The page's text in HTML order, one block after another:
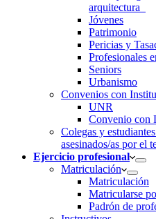
arquitectura
Jóvenes
Patrimonio
Pericias y
Profesionales
Seniors
Urbanismo
Convenios con
UNR
Convenio con
Colegas y
asesinados/as por el
Ejercicio profesional
Matriculación
Matriculación
Matricularse
Padrón de